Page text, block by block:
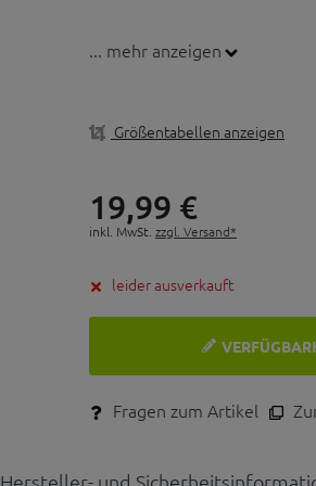
... mehr anzeigen
Größentabellen anzeigen
19,99 €
inkl. MwSt. zzgl. Versand*
leider ausverkauft
Fragen zum Artikel
Hersteller- und